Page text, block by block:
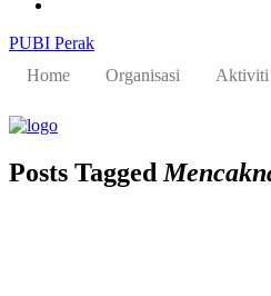
PUBI Perak
Home
Organisasi Aktiviti
Posts Tagged